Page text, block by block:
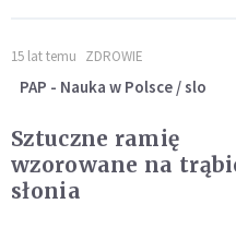
15 lat temu ZDROWIE
PAP - Nauka w Polsce / slo
Sztuczne ramię
wzorowane na
słonia